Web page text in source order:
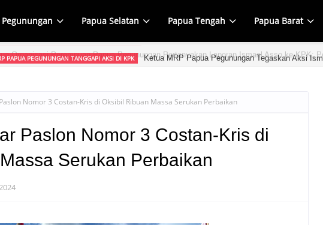
Pegunungan Papua Selatan Papua Tengah Papua Barat
PAPUA PEGUNUNGAN TANGGAPI AKSI DI KPK Ketua MRP Papua Pegunungan Tegaskan Aksi
Nomor 3 Costan-Kris di Oksibil Ribuan Massa Serukan Perbaikan
Paslon Nomor 3 Costan-Kris di
Serukan Perbaikan